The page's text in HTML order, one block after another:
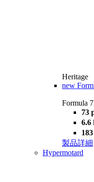
Heritage
new
Formula
73
6.6
製品詳細
Hypermotard